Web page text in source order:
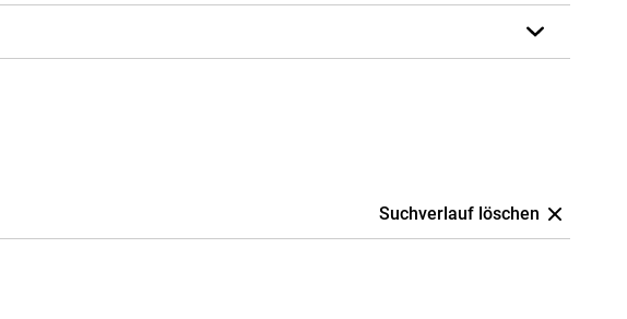
Suchverlauf löschen